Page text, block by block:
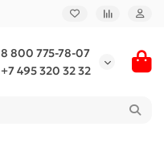
8 800 775-78-07
+7 495 320 32 32